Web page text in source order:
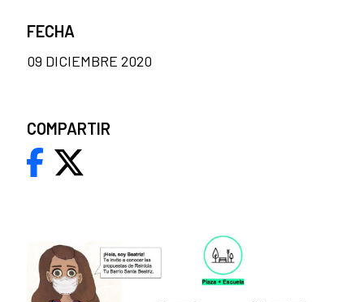
FECHA
09 DICIEMBRE 2020
COMPARTIR